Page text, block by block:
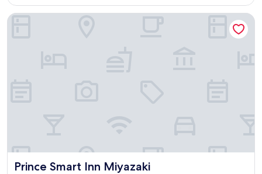
ulasan)
Prince Smart Inn Miyazaki
Prince Smart Inn Miyazaki
Prince Smart Inn Miyazaki